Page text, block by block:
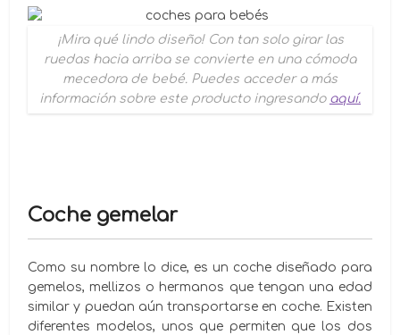
¡Mira qué lindo diseño! Con tan solo girar las
ruedas hacia arriba se convierte en una cómoda
mecedora de bebé. Puedes acceder a más
información sobre este producto ingresando aquí.
Coche gemelar
Como su nombre lo dice, es un coche diseñado para
gemelos, mellizos o hermanos que tengan una edad
similar y puedan aún transportarse en coche. Existen
diferentes modelos, unos que permiten que los dos